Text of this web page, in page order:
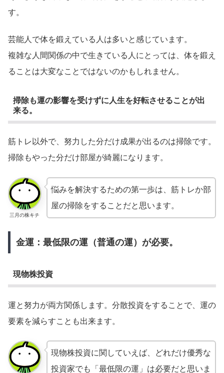
す。
芸能人で体を鍛えている人は多いと感じています。
複雑な人間関係の中で生きている人にとっては、体を鍛え
ることは大変なことではないのかもしれません。
掃除も運の影響を受けずに人生を好転させることが出
来る。
筋トレ以外で、努力した分だけ成果が出るのは掃除です。
掃除もやった分だけ部屋が綺麗になります。
三月の株キチ
悩みを解決するための第一歩は、筋トレか部
屋の掃除をすることだと思います。
金運：最低限の運（普通の運）が必要。
現物株投資
運と努力が両方関係します。分散投資をすることで、運の
要素を減らすことも出来ます。
現物株投資に関していえば、どれだけ優秀な
投資家でも「最低限の運」は必要だと思いま